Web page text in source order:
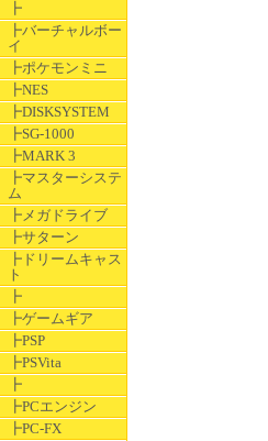
┣
┣バーチャルボー
イ
┣ポケモンミニ
┣NES
┣DISKSYSTEM
┣SG-1000
┣MARK 3
┣マスターシステ
ム
┣メガドライブ
┣サターン
┣ドリームキャス
ト
┣
┣ゲームギア
┣PSP
┣PSVita
┣
┣PCエンジン
┣PC-FX